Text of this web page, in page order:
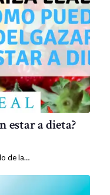
estar a dieta?
de la…